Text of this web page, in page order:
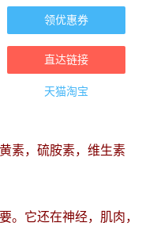
领优惠券
直达链接
天猫淘宝
素，硫胺素，维生素
。它还在神经，肌肉，